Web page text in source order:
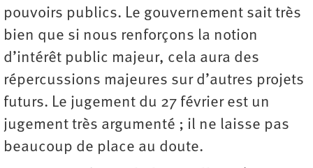
pouvoirs publics. Le gouvernement sait très
bien que si nous renforçons la notion
d’intérêt public majeur, cela aura des
répercussions majeures sur d’autres projets
futurs. Le jugement du 27 février est un
jugement très argumenté ; il ne laisse pas
beaucoup de place au doute.